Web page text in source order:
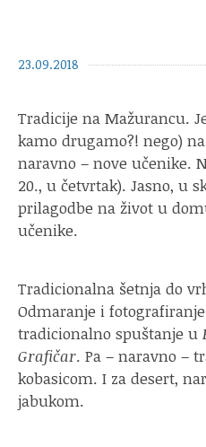
23.09.2018
Tradicije na Mažurancu.
kamo drugamo?! nego)
naravno – nove učenike.
20., u četvrtak). Jasno, u
prilagodbe na život u
učenike.
Tradicionalna šetnja do
Odmaranje i
tradicionalno spuštanje u
Grafičar. Pa – naravno –
kobasicom. I za desert,
jabukom.